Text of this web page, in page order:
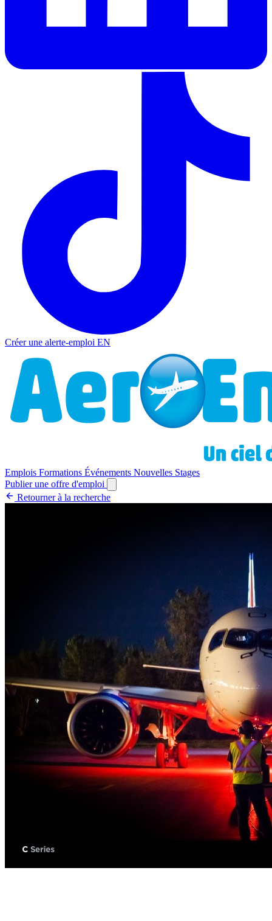
Créer une alerte-emploi EN
Emplois Formations Événements Nouvelles Stages
Publier une offre d'emploi
Retourner à la recherche